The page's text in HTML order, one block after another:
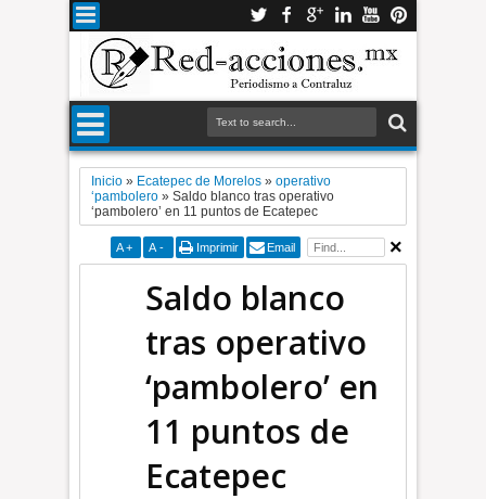
Inicio » Ecatepec de Morelos »operativo
‘pambolero »Saldo blanco tras operativo
‘pambolero’ en 11 puntos de Ecatepec
A + A - Imprimir Email
Saldo blanco
tras operativo
‘pambolero’ en
11 puntos de
Ecatepec